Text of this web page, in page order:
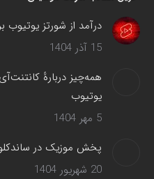
درآمد از شورتز یوتیوب
15 آذر 1404
یوتیوب
5 مهر 1404
پخش موزیک در
20 شهریور 1404